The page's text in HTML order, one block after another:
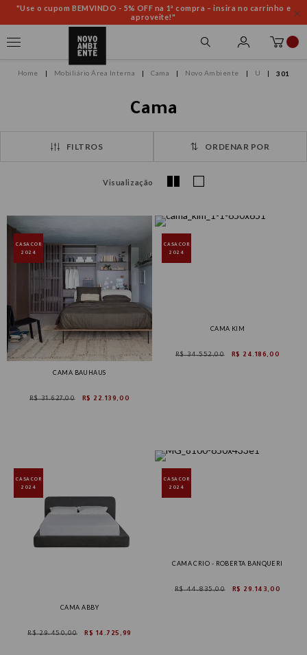
"Use o cupom BEMVINDO - 5% OFF na 1ª compra – insira no carrinho e
aproveite!"
Mobiliário Área Interna Cama Novo Ambiente U 301
Cama
FILTROS ORDENAR POR
Visualização
CAMA BAUHAUS
R$ 31.627,00 R$ 22.139,00
CASACOR
2024
CAMA KIM
R$ 34.552,00 R$ 24.186,00
CASACOR
2024
CAMA ABBY
R$ 29.450,00 R$ 14.725,99
CASACOR
2024
CAMA CRIO - ROBERTA BANQUERI
R$ 44.835,00 R$ 29.143,00
CASACOR
2024